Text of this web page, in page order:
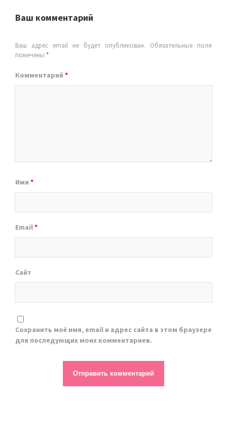
Ваш комментарий
Ваш адрес email не будет опубликован.
Обязательные поля
помечены *
Комментарий *
Имя *
Email*
Сайт
Сохранить моё имя, email и адрес сайта в этом браузере
для последующих моих комментариев.